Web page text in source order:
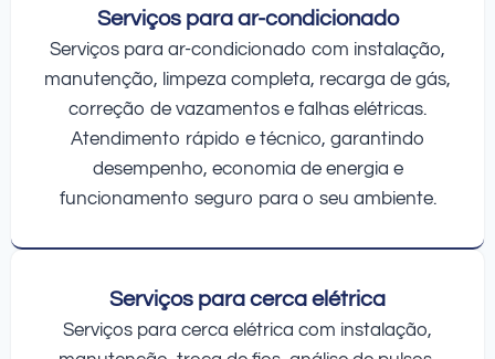
Serviços para ar-condicionado
Serviços para ar-condicionado com instalação,
manutenção, limpeza completa, recarga de gás,
correção de vazamentos e falhas elétricas.
Atendimento rápido e técnico, garantindo
desempenho, economia de energia e
funcionamento seguro para o seu ambiente.
Serviços para cerca elétrica
Serviços para cerca elétrica com instalação,